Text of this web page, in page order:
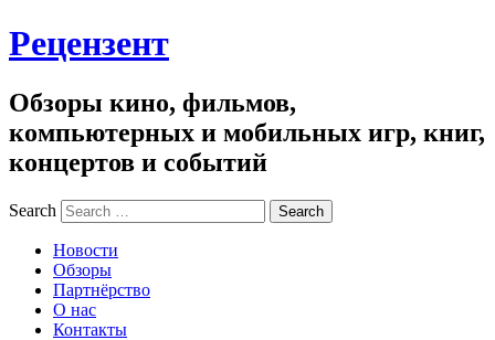
Рецензент
Обзоры кино, фильмов,
компьютерных и мобильных игр, книг,
концертов и событий
Search
Новости
Обзоры
Партнёрство
О нас
Контакты